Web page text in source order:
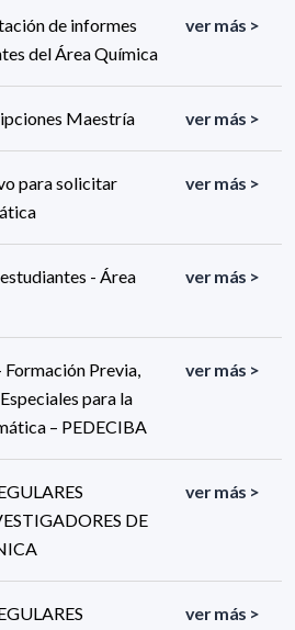
de informes
del Área Química
ver más >
Maestría ver más >
para solicitar
ver más >
- Área
ver más >
Previa,
para la
– PEDECIBA
ver más >
DE
ver más >
ver más >